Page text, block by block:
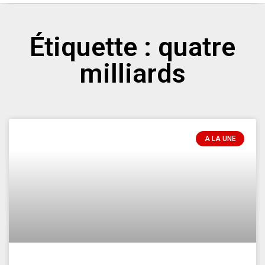
Étiquette : quatre
milliards
A LA UNE